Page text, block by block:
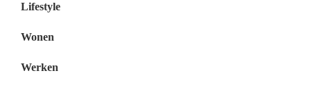
Lifestyle
Wonen
Werken